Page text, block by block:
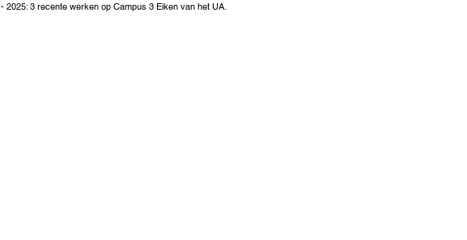
- 2025: 3 recente werken op Campus 3 Eiken van het UA.